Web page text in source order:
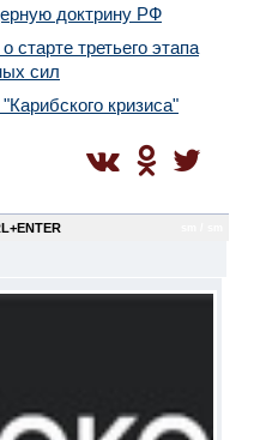
доктрину РФ
третьего этапа
сил
кризиса"